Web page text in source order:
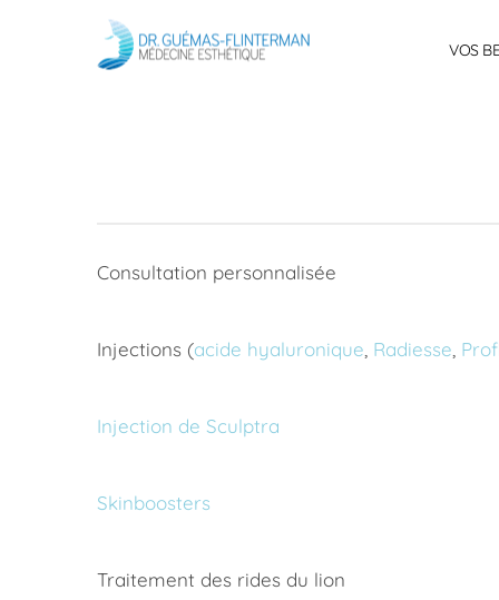
VOS
Consultation personnalisée
Injections (acide hyaluronique Radiesse
Injection de Sculptra
Skinboosters
Traitement des rides du lion